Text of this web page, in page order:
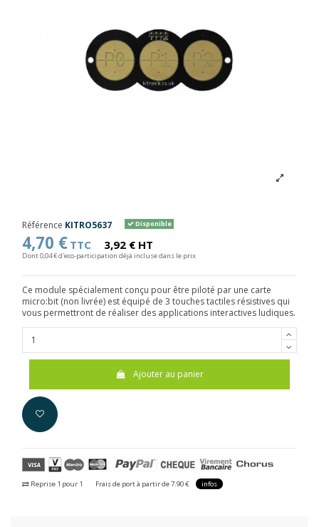
Référence KITRO5637 Disponible
4,70 € TTC 3,92 € HT
Dont 0,04 € d'eco-participation déjà incluse dans le prix
Ce module spécialement conçu pour être piloté par une carte
micro:bit (non livrée) est équipé de 3 touches tactiles résistives qui
vous permettront de réaliser des applications interactives ludiques.
Ajouter au panier
Reprise 1 pour 1 Frais de port à partir de 7.90 € infos